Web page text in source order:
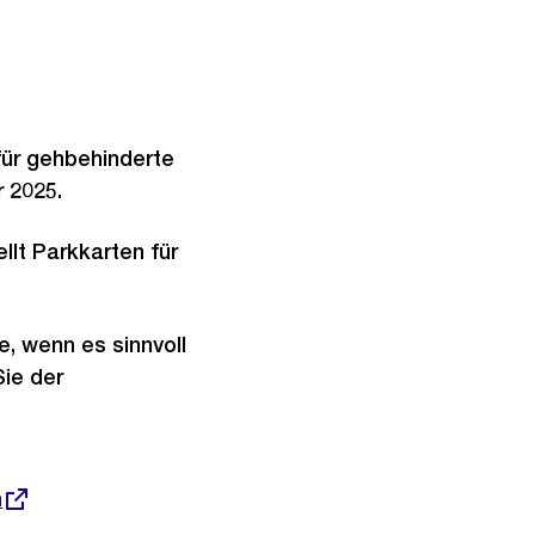
gehbehinderte
Parkkarten für
wenn es sinnvoll
der